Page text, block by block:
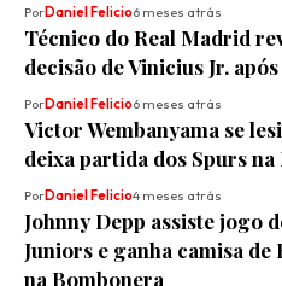
PorDaniel Felicio6 meses atrás
Técnico do Real Madrid
decisão de Vinicius Jr.
PorDaniel Felicio6 meses atrás
Victor Wembanyama se
deixa partida dos Spurs na
PorDaniel Felicio4 meses atrás
Johnny Depp assiste jogo
Juniors e ganha camisa de
na Bombonera